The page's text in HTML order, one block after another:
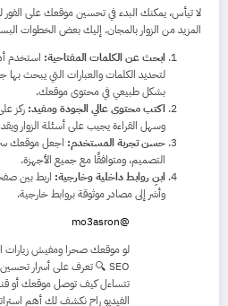
لا تيأس، يمكنك البدء في تحسين موقعك على الفور
المزيد من الزوار بالمجان. إليك بعض الخطوات
ابحث عن الكلمات المفتاحية: استخدم
لتحديد الكلمات والعبارات التي يبحث
بشكل طبيعي في محتوى موقعك.
اكتب محتوى عالي الجودة ومفيد: ركز
وسهل القراءة يجيب على أسئلة الزوار
حسن تجربة المستخدم: اجعل موقعك
التصميم، ومتوافقًا مع جميع الأجهزة.
ابنِ روابط داخلية وخارجية: اربط بين
وأشر إلى مصادر موثوقة بروابط خارجية.
@mo3asron
الفيديو راح نكشف لك أهم